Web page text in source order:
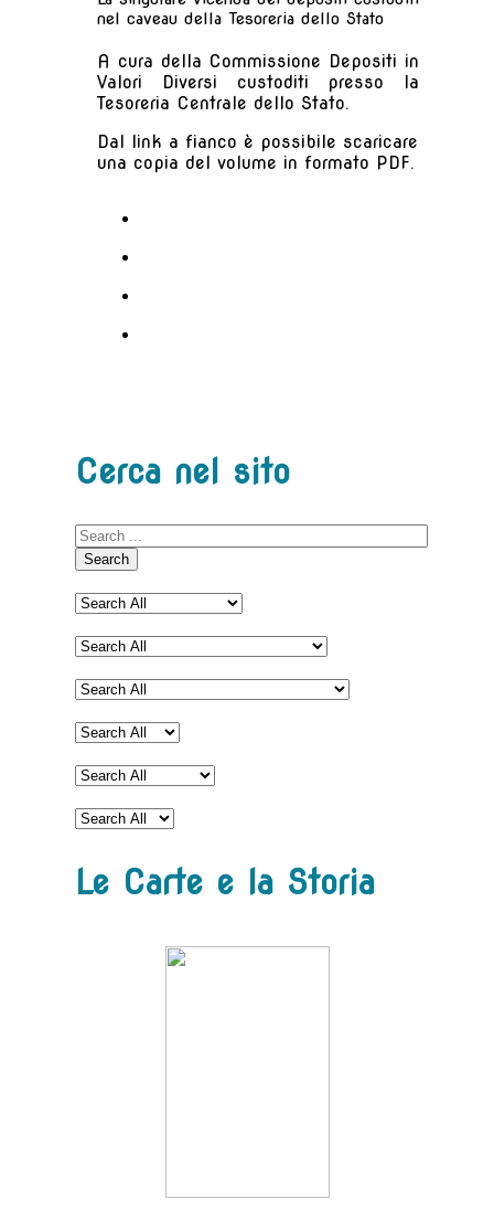
nel caveau della Tesoreria dello Stato
A cura della Commissione Depositi in
Valori Diversi custoditi presso la
Tesoreria Centrale dello Stato.
Dal link a fianco è possibile scaricare
una copia del volume in formato PDF.
Cerca nel sito
Search
Le Carte e la Storia